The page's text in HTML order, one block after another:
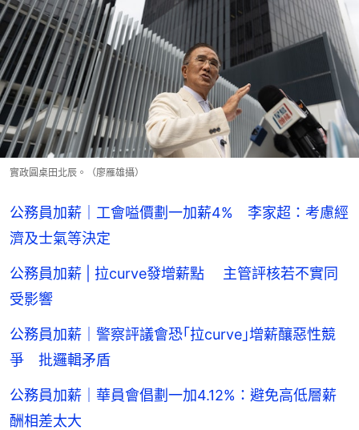
實政圓桌田北辰。（廖雁雄攝）
公務員加薪｜工會嗌價劃一加薪4% 李家超：考慮經
濟及士氣等決定
公務員加薪 | 拉curve發增薪點 主管評核若不實同
受影響
公務員加薪｜警察評議會恐｢拉curve｣增薪釀惡性競
爭 批邏輯矛盾
公務員加薪｜華員會倡劃一加4.12%：避免高低層薪
酬相差太大